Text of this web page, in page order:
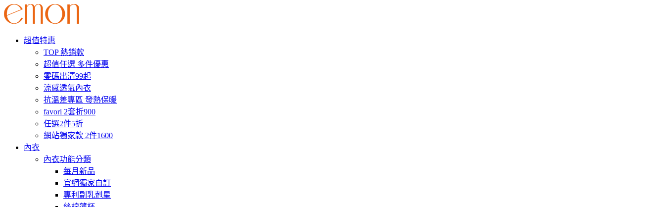
超值特惠
TOP 熱銷款
超值任選 多件優惠
零碼出清99起
涼感透氣內衣
抗溫差專區 發熱保暖
favori 2套折900
任選2件5折
網站獨家款 2件1600
內衣
內衣功能分類
每月新品
官網獨家自訂
專利副乳剋星